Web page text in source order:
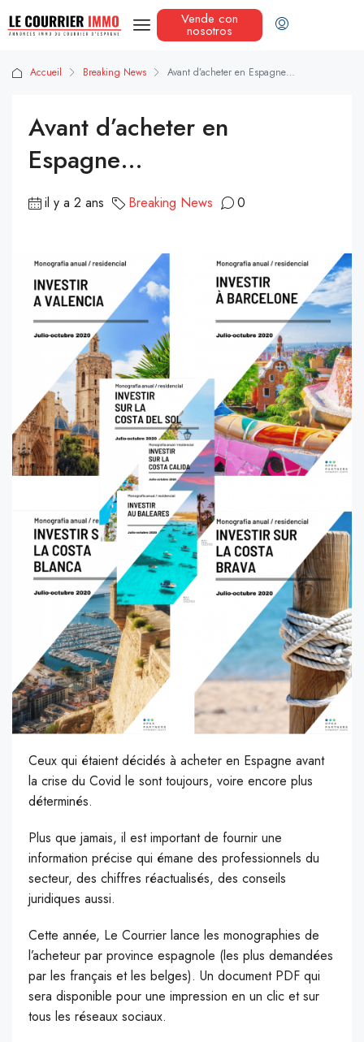
Vende con
nosotros
Accueil Breaking News Avant d’acheter en Espagne…
Avant d’acheter en
Espagne…
il y a 2 ans Breaking News 0
Ceux qui étaient décidés à acheter en Espagne avant
la crise du Covid le sont toujours, voire encore plus
déterminés.
Plus que jamais, il est important de fournir une
information précise qui émane des professionnels du
secteur, des chiffres réactualisés, des conseils
juridiques aussi.
Cette année, Le Courrier lance les monographies de
l’acheteur par province espagnole (les plus demandées
par les français et les belges). Un document PDF qui
sera disponible pour une impression en un clic et sur
tous les réseaux sociaux.